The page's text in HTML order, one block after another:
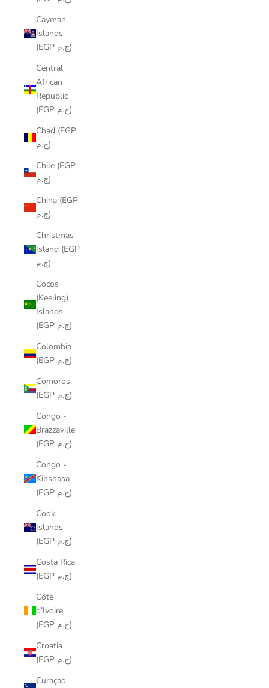
Cayman
Islands
(EGP ج.م)
Central
African
Republic
(EGP ج.م)
Chad (EGP
ج.م)
Chile (EGP
ج.م)
China (EGP
ج.م)
Christmas
Island (EGP
ج.م)
Cocos
(Keeling)
Islands
(EGP ج.م)
Colombia
(EGP ج.م)
Comoros
(EGP ج.م)
Congo -
Brazzaville
(EGP ج.م)
Congo -
Kinshasa
(EGP ج.م)
Cook
Islands
(EGP ج.م)
Costa Rica
(EGP ج.م)
Côte
d’Ivoire
(EGP ج.م)
Croatia
(EGP ج.م)
Curaçao